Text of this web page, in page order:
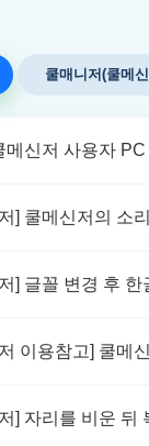
쿨매니저(쿨메
신저 사용자
] 쿨메신저의 소
] 글꼴 변경 후 한
이용참고] 쿨메
] 자리를 비운 뒤